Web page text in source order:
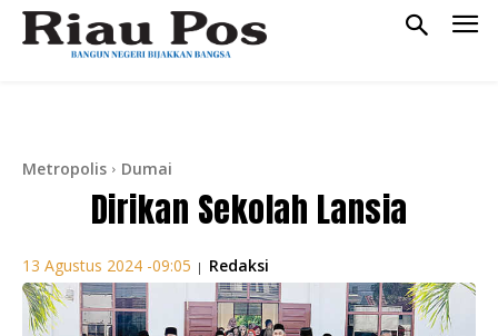
Metropolis Dumai
Dirikan Sekolah Lansia
13 Agustus 2024 -09:05 | Redaksi